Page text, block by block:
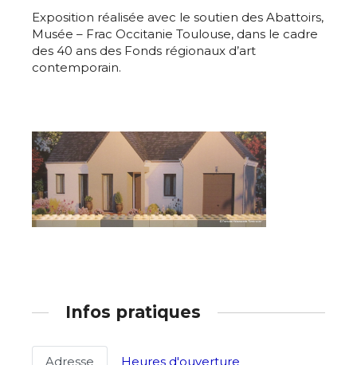
J'accepte les termes et conditions
Nom
Statut / Organisation
J'accepte les termes et conditions
Exposition réalisée avec le soutien des Abattoirs,
Musée – Frac Occitanie Toulouse, dans le cadre
des 40 ans des Fonds régionaux d’art
contemporain.
Infos pratiques
Adresse Heures d'ouverture